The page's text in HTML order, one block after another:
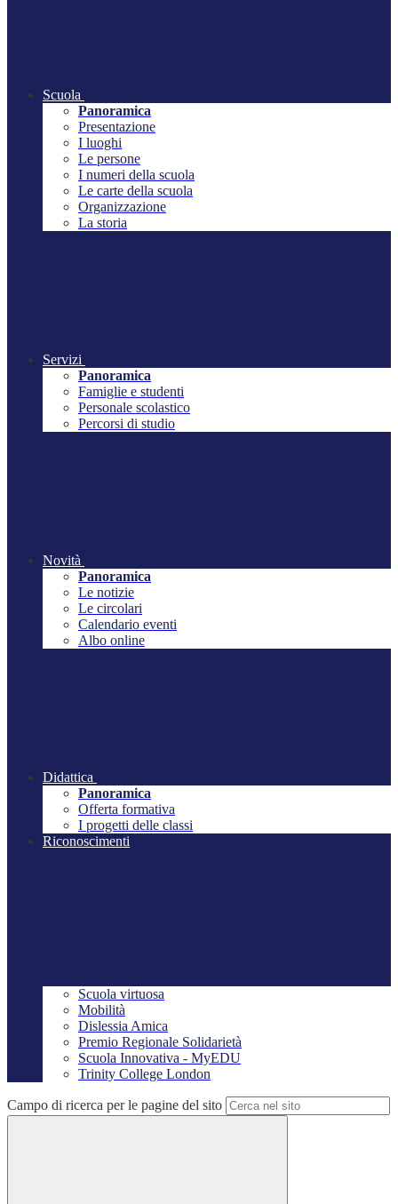
Scuola
Panoramica
Presentazione
I luoghi
Le persone
I numeri della scuola
Le carte della scuola
Organizzazione
La storia
Servizi
Panoramica
Famiglie e studenti
Personale scolastico
Percorsi di studio
Novità
Panoramica
Le notizie
Le circolari
Calendario eventi
Albo online
Didattica
Panoramica
Offerta formativa
I progetti delle classi
Riconoscimenti
Scuola virtuosa
Mobilità
Dislessia Amica
Premio Regionale Solidarietà
Scuola Innovativa - MyEDU
Trinity College London
Campo di ricerca per le pagine del sito